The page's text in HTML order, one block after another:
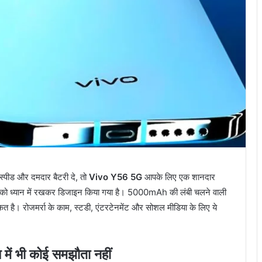
और दमदार बैटरी दे, तोVivo Y56 5G आपके लिए एक शानदार
में रखकर डिजाइन किया गया है। 5000mAh की लंबी चलने वाली
है। रोजमर्रा के काम, स्टडी, एंटरटेनमेंट और सोशल मीडिया के लिए ये
भी कोई समझौता नहीं